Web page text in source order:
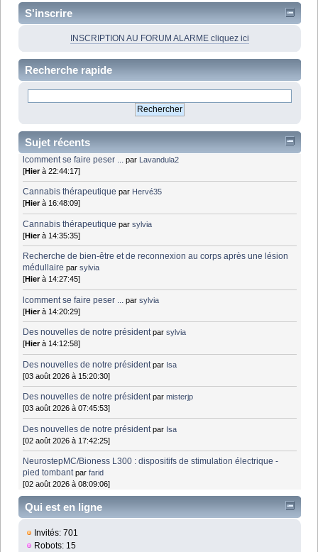
S'inscrire
INSCRIPTION AU FORUM ALARME cliquez ici
Recherche rapide
Sujet récents
lcomment se faire peser ... par Lavandula2
[Hierà 22:44:17]
Cannabis thérapeutique par Hervé35
[Hierà 16:48:09]
Cannabis thérapeutique parsylvia
[Hierà 14:35:35]
Recherche de bien-être et de reconnexion au corps après une lésion
médullaire parsylvia
[Hierà 14:27:45]
lcomment se faire peser ... parsylvia
[Hierà 14:20:29]
Des nouvelles de notre président parsylvia
[Hierà 14:12:58]
Des nouvelles de notre président par Isa
[03 août 2026 à 15:20:30]
Des nouvelles de notre président parmisterjp
[03 août 2026 à 07:45:53]
Des nouvelles de notre président par Isa
[02 août 2026 à 17:42:25]
NeurostepMC/Bioness L300 : dispositifs de stimulation électrique -
pied tombant parfarid
[02 août 2026 à 08:09:06]
Qui est en ligne
Invités: 701
Robots: 15